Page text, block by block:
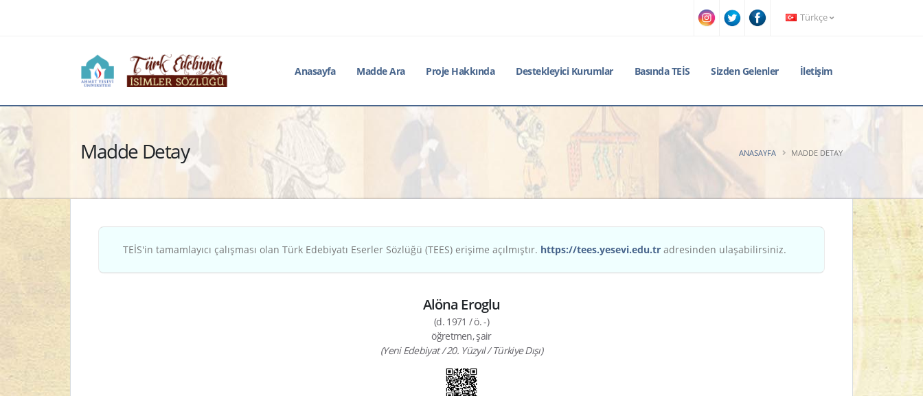
Türkçe
Anasayfa Madde Ara Proje Hakkında Destekleyici Kurumlar Basında TEİS Sizden Gelenler İletişim
Madde Detay ANASAYFA MADDE DETAY
TEİS'in tamamlayıcı çalışması olan Türk Edebiyatı Eserler Sözlüğü (TEES) erişime açılmıştır. https://tees.yesevi.edu.tr adresinden ulaşabilirsiniz.
Alöna Eroglu
(d. 1971 / ö. -)
öğretmen, şair
(Yeni Edebiyat / 20. Yüzyıl / Türkiye Dışı)